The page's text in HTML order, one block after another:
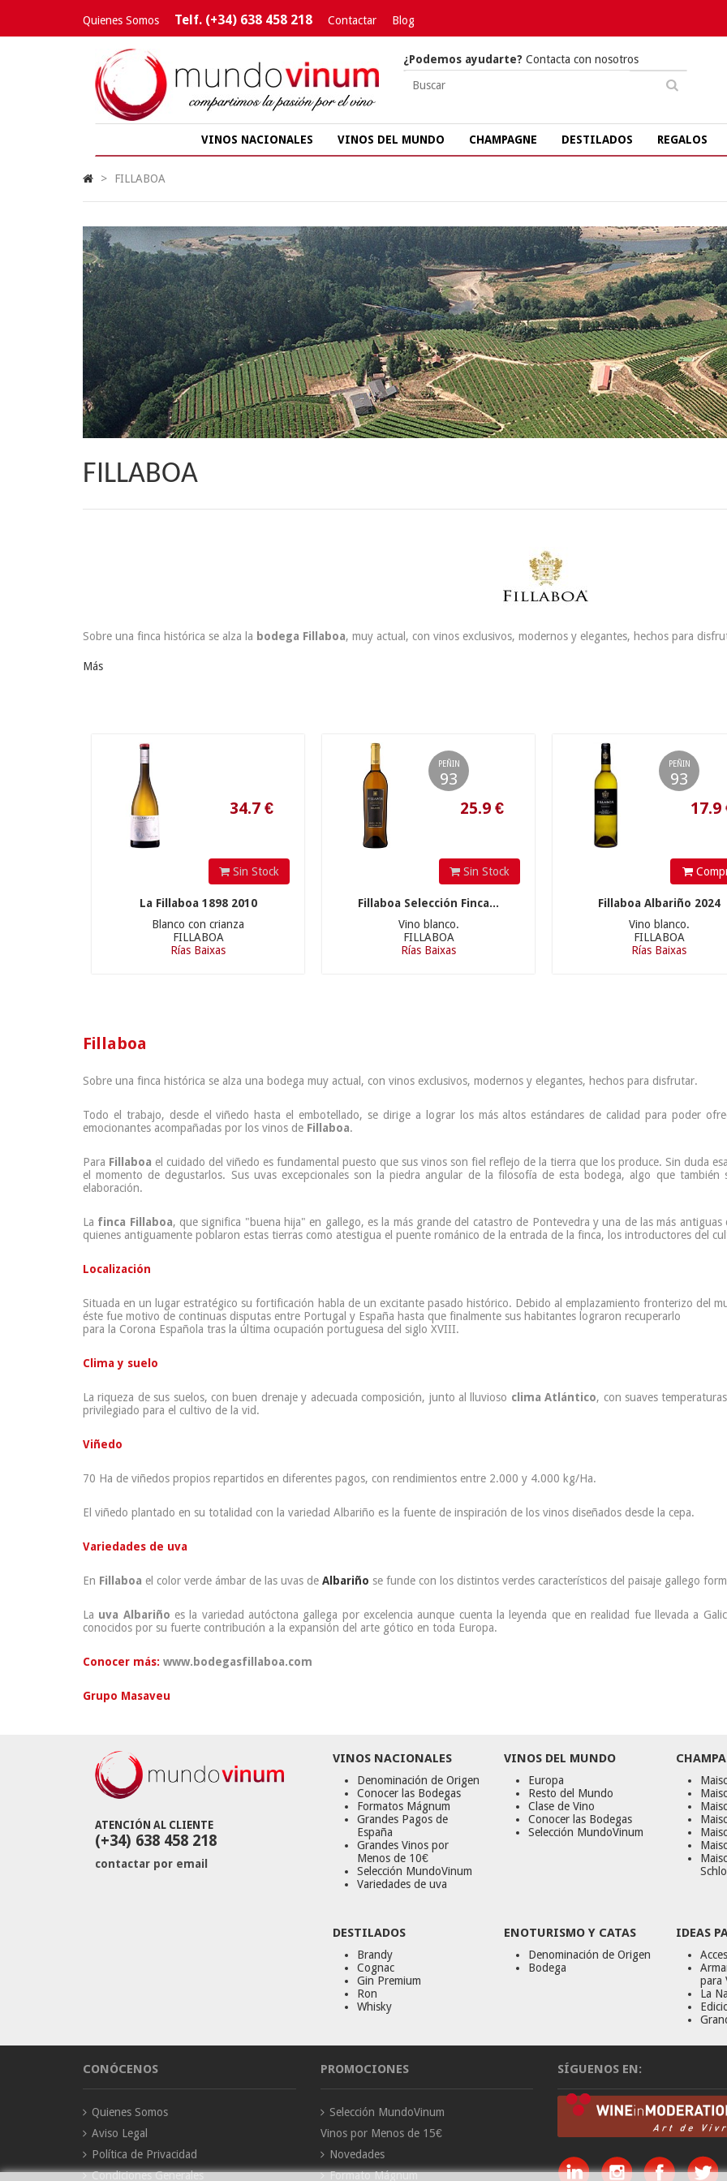
Quienes Somos Telf. (+34) 638 458 218 Contactar Blog
¿Podemos ayudarte? Contacta con nosotros
VINOS NACIONALES VINOS DEL MUNDO CHAMPAGNE DESTILADOS REGALOS
> FILLABOA
FILLABOA
Sobre una finca histórica se alza la bodega Fillaboa, muy actual, con vinos exclusivos, modernos y elegantes, hechos para
Más
Sin Stock
La Fillaboa 1898 2010
Blanco con crianza
FILLABOA
Rías Baixas
PEÑIN
93
Sin Stock
Fillaboa Selección Finca...
Vino blanco.
FILLABOA
Rías Baixas
PEÑIN
93
Fillaboa Albariño 2024
Vino blanco.
FILLABOA
Rías Baixas
Fillaboa
Sobre una finca histórica se alza una bodega muy actual, con vinos exclusivos, modernos y elegantes, hechos para disfrutar.
Todo el trabajo, desde el viñedo hasta el embotellado, se dirige a lograr los más altos estándares de calidad para poder
emocionantes acompañadas por los vinos de Fillaboa.
Para Fillaboa el cuidado del viñedo es fundamental puesto que sus vinos son fiel reflejo de la tierra que los produce. Sin duda
el momento de degustarlos. Sus uvas excepcionales son la piedra angular de la filosofía de esta bodega, algo que
elaboración.
La finca Fillaboa, que significa "buena hija" en gallego, es la más grande del catastro de Pontevedra y una de las más
quienes antiguamente poblaron estas tierras como atestigua el puente románico de la entrada de la finca, los introductores del
Localización
Situada en un lugar estratégico su fortificación habla de un excitante pasado histórico. Debido al emplazamiento fronterizo del
éste fue motivo de continuas disputas entre Portugal y España hasta que finalmente sus habitantes lograron recuperarlo
para la Corona Española tras la última ocupación portuguesa del siglo XVIII.
Clima y suelo
La riqueza de sus suelos, con buen drenaje y adecuada composición, junto al lluvioso clima Atlántico, con suaves
privilegiado para el cultivo de la vid.
Viñedo
70 Ha de viñedos propios repartidos en diferentes pagos, con rendimientos entre 2.000 y 4.000 kg/Ha.
El viñedo plantado en su totalidad con la variedad Albariño es la fuente de inspiración de los vinos diseñados desde la cepa.
Variedades de uva
En Fillaboa el color verde ámbar de las uvas de Albariño se funde con los distintos verdes característicos del paisaje gallego
La uva Albariño es la variedad autóctona gallega por excelencia aunque cuenta la leyenda que en realidad fue llevada a
conocidos por su fuerte contribución a la expansión del arte gótico en toda Europa.
Conocer más: www.bodegasfillaboa.com
Grupo Masaveu
ATENCIÓN AL CLIENTE
(+34) 638 458 218
contactar por email
VINOS NACIONALES
Denominación de Origen
Conocer las Bodegas
Formatos Mágnum
Grandes Pagos de
España
Grandes Vinos por
Menos de 10€
Selección MundoVinum
Variedades de uva
VINOS DEL MUNDO
Europa
Resto del Mundo
Clase de Vino
Conocer las Bodegas
Selección MundoVinum
DESTILADOS
Brandy
Cognac
Gin Premium
Ron
Whisky
ENOTURISMO Y CATAS
Denominación de Origen
Bodega
IDEAS
para
La
CONÓCENOS
Quienes Somos
Aviso Legal
Política de Privacidad
Condiciones Generales
PROMOCIONES
Selección MundoVinum
Vinos por Menos de 15€
Novedades
Formato Mágnum
SÍGUENOS EN: